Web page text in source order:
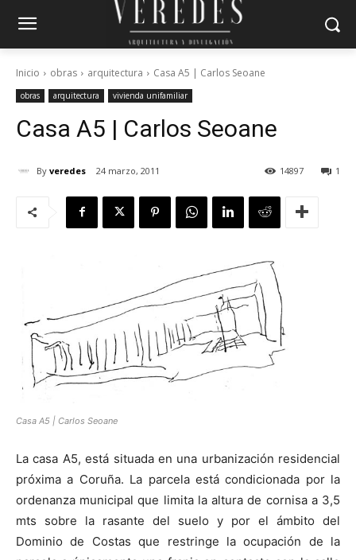
Inicio obras arquitectura Casa A5 | Carlos Seoane
obras arquitectura vivienda unifamiliar
Casa A5 | Carlos Seoane
By veredes 24 marzo, 2011 1
14897
Casa A5 | Carlos Seoane
La casa A5, está situada en una urbanización residencial
próxima a Coruña. La parcela está condicionada por la
ordenanza municipal que limita la altura de cornisa a 3,5
mts sobre la rasante del suelo y por el ámbito del
Dominio de Costas que restringe la ocupación de la